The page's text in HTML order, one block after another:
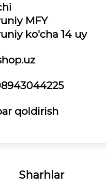
MFY
ko'cha 14 uy
qoldirish
Sharhlar